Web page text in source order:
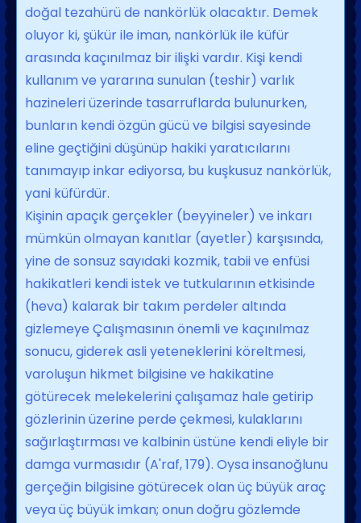
doğal tezahürü de nankörlük olacaktır. Demek
oluyor ki, şükür ile iman, nankör­lük ile küfür
arasında kaçınılmaz bir ilişki vardır. Kişi kendi
kullanım ve yararına su­nulan (teshir) varlık
hazineleri üzerinde tasarruflarda bulunurken,
bunların kendi özgün gücü ve bilgisi sayesinde
eline geçti­ğini düşünüp hakiki yaratıcılarını
tanıma­yıp inkar ediyorsa, bu kuşkusuz nankör­lük,
yani küfürdür.
Kişinin apaçık gerçekler (beyyineler) ve inkarı
mümkün olmayan kanıtlar (ayet­ler) karşısında,
yine de sonsuz sayıdaki kozmik, tabii ve enfüsi
hakikatleri kendi istek ve tutkularının etkisinde
(heva) kala­rak bir takım perdeler altında
gizlemeye Çalışmasının önemli ve kaçınılmaz
sonu­cu, giderek asli yeteneklerini köreltmesi,
varoluşun hikmet bilgisine ve hakikatine
götürecek melekelerini çalışamaz hale ge­tirip
gözlerinin üzerine perde çekmesi, kulaklarını
sağırlaştırması ve kalbinin üs­tüne kendi eliyle bir
damga vurmasıdır (A'raf, 179). Oysa insanoğlunu
gerçeğin bilgisine götürecek olan üç büyük araç
ve­ya üç büyük imkan; onun doğru gözlemde